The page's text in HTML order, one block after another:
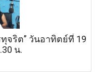
จริต” วันอาทิตย์ที่ 19
น.